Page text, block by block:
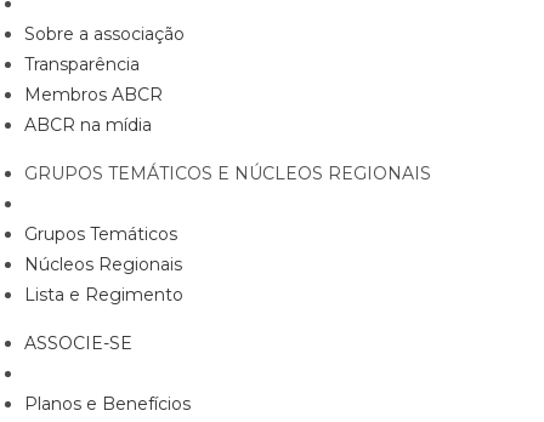
Sobre a associação
Transparência
Membros ABCR
ABCR na mídia
GRUPOS TEMÁTICOS E NÚCLEOS REGIONAIS
Grupos Temáticos
Núcleos Regionais
Lista e Regimento
ASSOCIE-SE
Planos e Benefícios